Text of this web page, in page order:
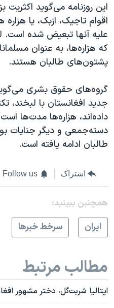
این روزنامه می‌گوید اکثریت
اقوام تاجیک، ازبک، یا
علیه آنها تبعیض شده
که هزاره‌ها، به عنوان
پشتون‌های طالبان هستند.
گروه‌های حقوق بشری
جدید افغانستان با لبخند،
داده‌اند، هزاره‌ها مدت‌ها
دسته‌جمعی و دیگر جنایات
طالبان ادامه یافته است.
اشتراک Follow us
همچنبن ببینید:
ايران
سرخط خبرها
مطالب مرتبط
ایتالیا شربت‌گل، دختر مشهور